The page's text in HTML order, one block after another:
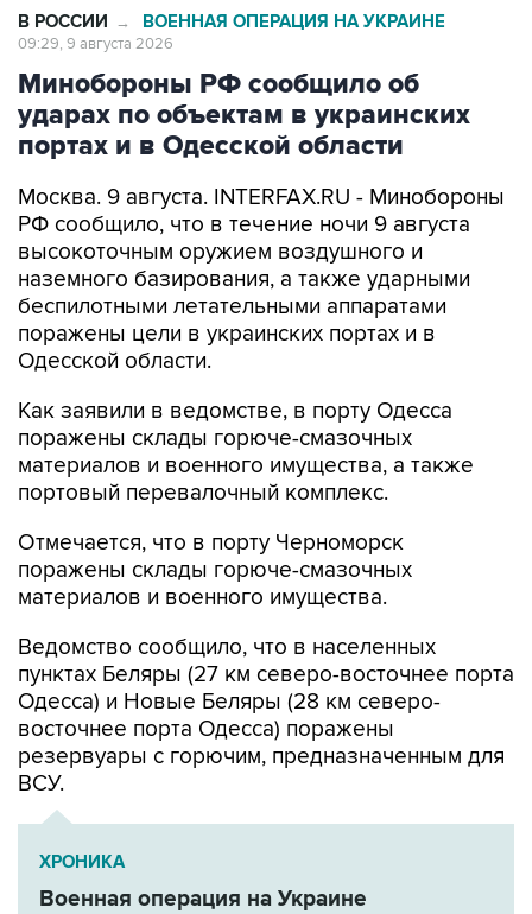
В РОССИИ → ВОЕННАЯ ОПЕРАЦИЯ НА УКРАИНЕ
09:29, 9 августа 2026
Минобороны РФ сообщило об
ударах по объектам в украинских
портах и в Одесской области
Москва. 9 августа. INTERFAX.RU - Минобороны
РФ сообщило, что в течение ночи 9 августа
высокоточным оружием воздушного и
наземного базирования, а также ударными
беспилотными летательными аппаратами
поражены цели в украинских портах и в
Одесской области.
Как заявили в ведомстве, в порту Одесса
поражены склады горюче-смазочных
материалов и военного имущества, а также
портовый перевалочный комплекс.
Отмечается, что в порту Черноморск
поражены склады горюче-смазочных
материалов и военного имущества.
Ведомство сообщило, что в населенных
пунктах Беляры (27 км северо-восточнее порта
Одесса) и Новые Беляры (28 км северо-
восточнее порта Одесса) поражены
резервуары с горючим, предназначенным для
ВСУ.
ХРОНИКА
Военная операция на Украине